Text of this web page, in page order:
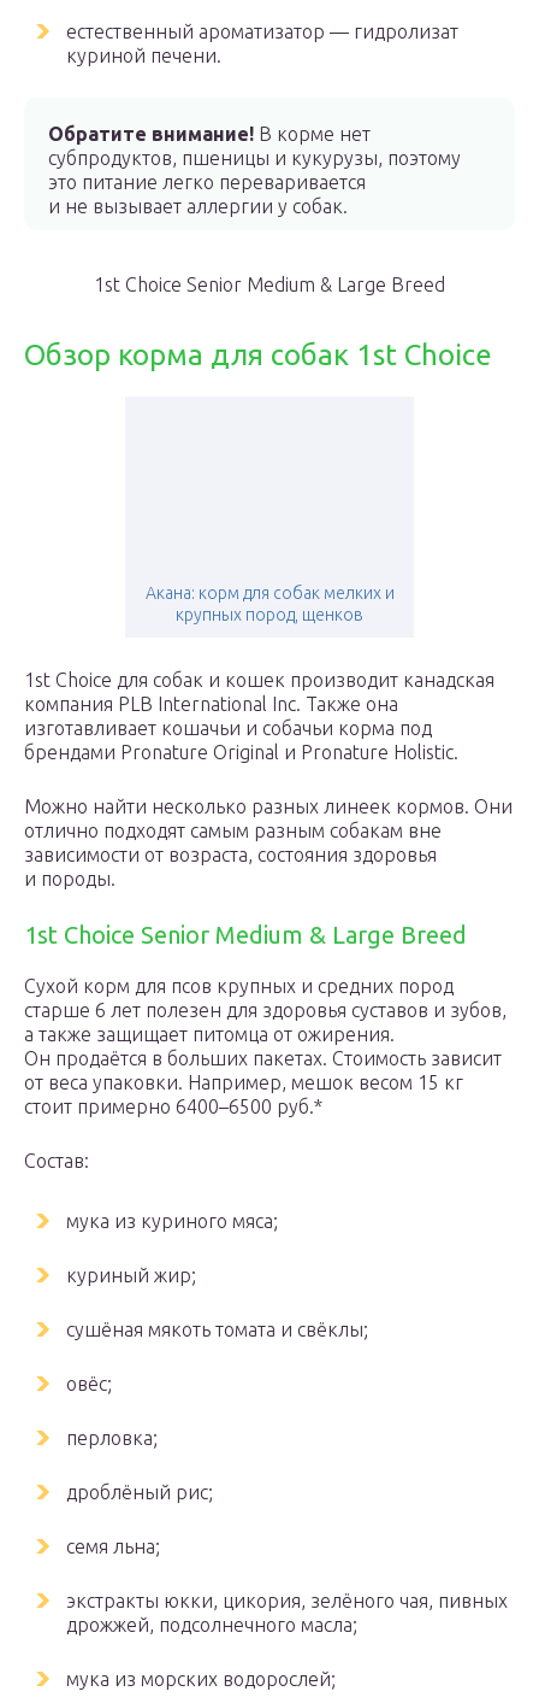
естественный ароматизатор — гидролизат
куриной печени.
Обратите внимание! В корме нет
субпродуктов, пшеницы и кукурузы, поэтому
это питание легко переваривается
и не вызывает аллергии у собак.
1st Choice Senior Medium & Large Breed
Обзор корма для собак 1st Choice
Акана: корм для собак мелких и
крупных пород, щенков
1st Choice для собак и кошек производит канадская
компания PLB International Inc. Также она
изготавливает кошачьи и собачьи корма под
брендами Pronature Original и Pronature Holistic.
Можно найти несколько разных линеек кормов. Они
отлично подходят самым разным собакам вне
зависимости от возраста, состояния здоровья
и породы.
1st Choice Senior Medium & Large Breed
Сухой корм для псов крупных и средних пород
старше 6 лет полезен для здоровья суставов и зубов,
а также защищает питомца от ожирения.
Он продаётся в больших пакетах. Стоимость зависит
от веса упаковки. Например, мешок весом 15 кг
стоит примерно 6400–6500 руб.*
Состав:
мука из куриного мяса;
куриный жир;
сушёная мякоть томата и свёклы;
овёс;
перловка;
дроблёный рис;
семя льна;
экстракты юкки, цикория, зелёного чая, пивных
дрожжей, подсолнечного масла;
мука из морских водорослей;